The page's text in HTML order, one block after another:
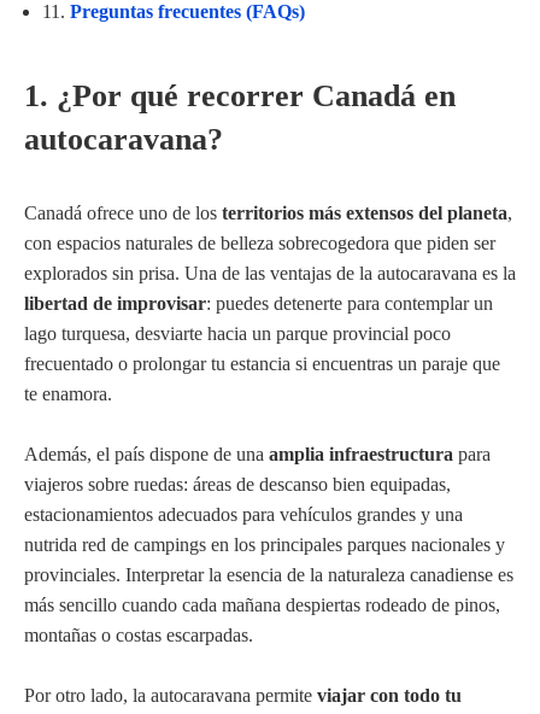
11. Preguntas frecuentes (FAQs)
1. ¿Por qué recorrer Canadá en
autocaravana?
Canadá ofrece uno de los territorios más extensos del planeta,
con espacios naturales de belleza sobrecogedora que piden ser
explorados sin prisa. Una de las ventajas de la autocaravana es la
libertad de improvisar: puedes detenerte para contemplar un
lago turquesa, desviarte hacia un parque provincial poco
frecuentado o prolongar tu estancia si encuentras un paraje que
te enamora.
Además, el país dispone de una amplia infraestructura para
viajeros sobre ruedas: áreas de descanso bien equipadas,
estacionamientos adecuados para vehículos grandes y una
nutrida red de campings en los principales parques nacionales y
provinciales. Interpretar la esencia de la naturaleza canadiense es
más sencillo cuando cada mañana despiertas rodeado de pinos,
montañas o costas escarpadas.
Por otro lado, la autocaravana permite viajar con todo tu